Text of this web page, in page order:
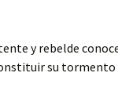
y rebelde
su tormento